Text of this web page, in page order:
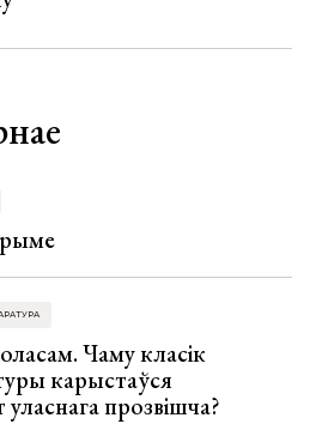
Чаму класік
карыстаўся
прозвішча?